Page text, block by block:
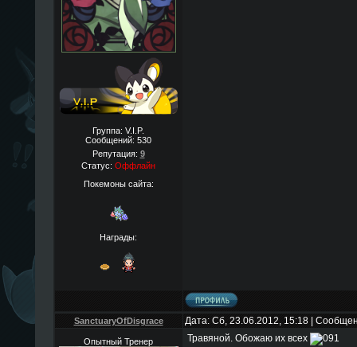
Группа: V.I.P.
Сообщений: 530
Репутация: 9
Статус: Оффлайн
Покемоны сайта:
Награды:
SanctuaryOfDisgrace Дата: Сб, 23.06.2012, 15:18 |
Опытный Тренер Травяной. Обожаю их всех